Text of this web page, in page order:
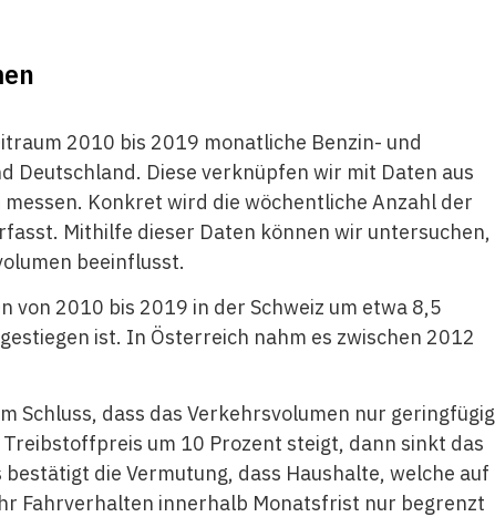
2010 bis 2019 monatliche Benzin- und
Deutschland. Diese verknüpfen wir mit Daten aus
Konkret wird die wöchentliche Anzahl der
Mithilfe dieser Daten können wir untersuchen,
beeinflusst.
von 2010 bis 2019 in der Schweiz um etwa 8,5
ist. In Österreich nahm es zwischen 2012
Schluss, dass das Verkehrsvolumen nur geringfügig
um 10 Prozent steigt, dann sinkt das
die Vermutung, dass Haushalte, welche auf
Fahrverhalten innerhalb Monatsfrist nur begrenzt